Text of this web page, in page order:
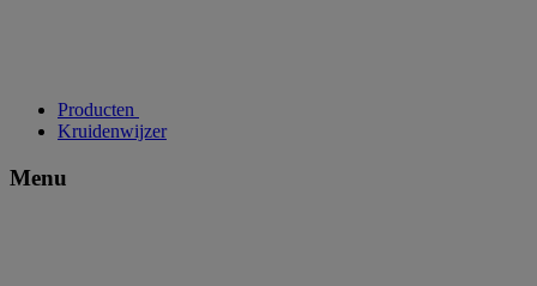
Producten
Kruidenwijzer
Menu